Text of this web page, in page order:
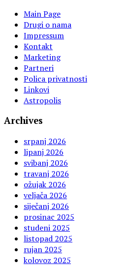
Main Page
Drugi o nama
Impressum
Kontakt
Marketing
Partneri
Polica privatnosti
Linkovi
Astropolis
Archives
srpanj 2026
lipanj 2026
svibanj 2026
travanj 2026
ožujak 2026
veljača 2026
siječanj 2026
prosinac 2025
studeni 2025
listopad 2025
rujan 2025
kolovoz 2025